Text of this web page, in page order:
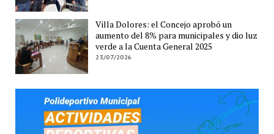
Villa Dolores: el Concejo aprobó un
aumento del 8% para municipales y dio luz
verde a la Cuenta General 2025
23/07/2026